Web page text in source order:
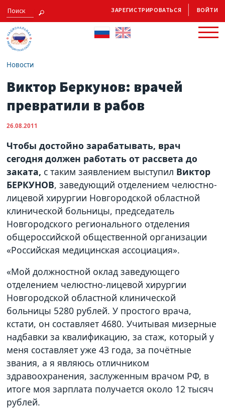
ЗАРЕГИСТРИРОВАТЬСЯ ВОЙТИ
Новости
Виктор Беркунов: врачей
превратили в рабов
26.08.2011
Чтобы достойно зарабатывать, врач
сегодня должен работать от рассвета до
заката, с таким заявлением выступил Виктор
БЕРКУНОВ, заведующий отделением челюстно-
лицевой хирургии Новгородской областной
клинической больницы, председатель
Новгородского регионального отделения
общероссийской общественной организации
«Российская медицинская ассоциация».
«Мой должностной оклад заведующего
отделением челюстно-лицевой хирургии
Новгородской областной клинической
больницы 5280 рублей. У простого врача,
кстати, он составляет 4680. Учитывая мизерные
надбавки за квалификацию, за стаж, который у
меня составляет уже 43 года, за почётные
звания, а я являюсь отличником
здравоохранения, заслуженным врачом РФ, в
итоге моя зарплата получается около 12 тысяч
рублей.